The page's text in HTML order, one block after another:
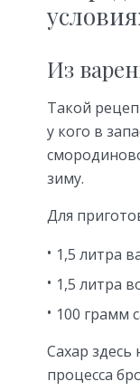
Из
Такой
у кого в
зиму.
Для
1,5 литра
1,5 литра
100 грамм
Сахар здесь
процесса